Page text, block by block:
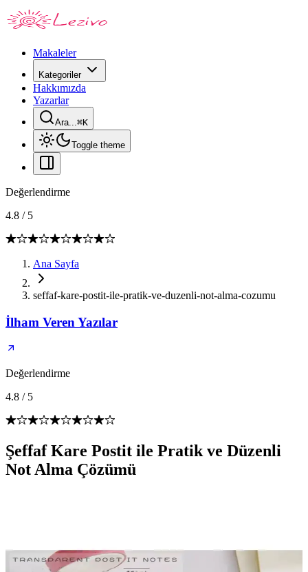
Makaleler
Kategoriler
Hakkımızda
Yazarlar
Ara...⌘K
Toggle theme
Değerlendirme
4.8 / 5
Ana Sayfa
seffaf-kare-postit-ile-pratik-ve-duzenli-not-alma-cozumu
İlham Veren Yazılar
Değerlendirme
4.8 / 5
Şeffaf Kare Postit ile Pratik ve Düzenli
Not Alma Çözümü